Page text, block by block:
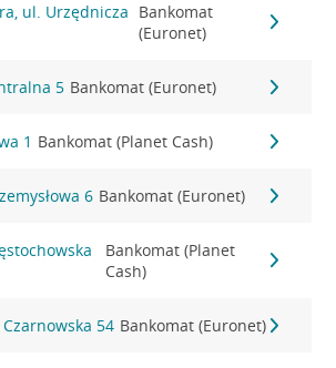
ul. Urzędnicza Bankomat
(Euronet)
5 Bankomat (Euronet)
1 Bankomat (Planet Cash)
6 Bankomat (Euronet)
Bankomat (Planet
Cash)
54 Bankomat (Euronet)